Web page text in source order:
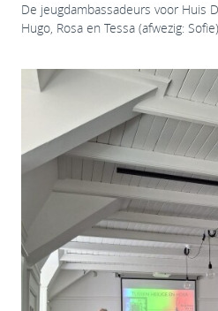
De jeugdambassadeurs voor Huis
Hugo, Rosa en Tessa (afwezig: Sofie)